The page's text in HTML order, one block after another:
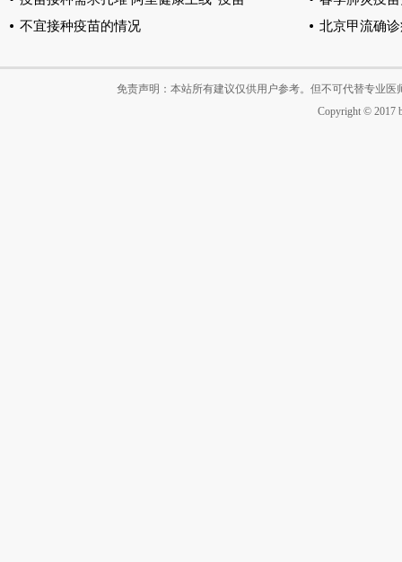
不宜接种疫苗的情况
北京甲流确
免责声明：本站所有建议仅供用户参考。但不可代替专业
Copyright © 2017